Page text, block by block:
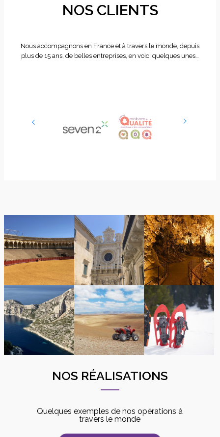
NOS CLIENTS
Nous accompagnons en France et à travers le monde, depuis
plus de 15 ans, de belles entreprises, en voici quelques unes…
NOS RÉALISATIONS
Quelques exemples de nos opérations à
travers le monde